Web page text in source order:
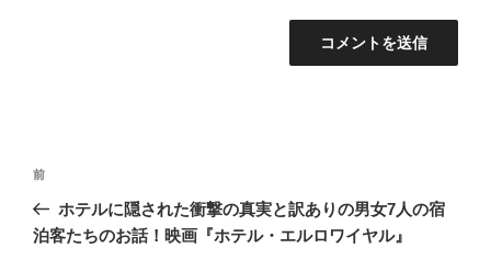
投
ナ
前
の
投
前
ホテルに隠された衝撃の真実と訳ありの男女7人の宿
泊客たちのお話！映画『ホテル・エルロワイヤル』